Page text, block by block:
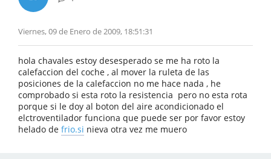
Viernes, 09 de Enero de 2009, 18:51:31
hola chavales estoy desesperado se me ha roto la
calefaccion del coche , al mover la ruleta de las
posiciones de la calefaccion no me hace nada , he
comprobado si esta roto la resistencia pero no esta rota
porque si le doy al boton del aire acondicionado el
elctroventilador funciona que puede ser por favor estoy
helado de frio.si nieva otra vez me muero